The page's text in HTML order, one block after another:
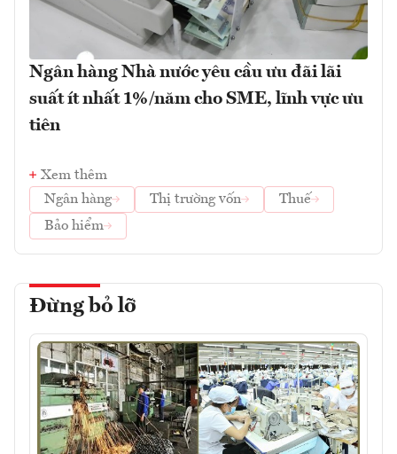
Ngân hàng Nhà nước yêu cầu ưu đãi lãi
suất ít nhất 1%/năm cho SME, lĩnh vực ưu
tiên
Xem thêm
Ngân hàng
Thị trường vốn
Thuế
Bảo hiểm
Đừng bỏ lỡ